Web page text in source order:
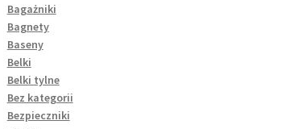
Bagażniki
Bagnety
Baseny
Belki
Belki tylne
Bez kategorii
Bezpieczniki